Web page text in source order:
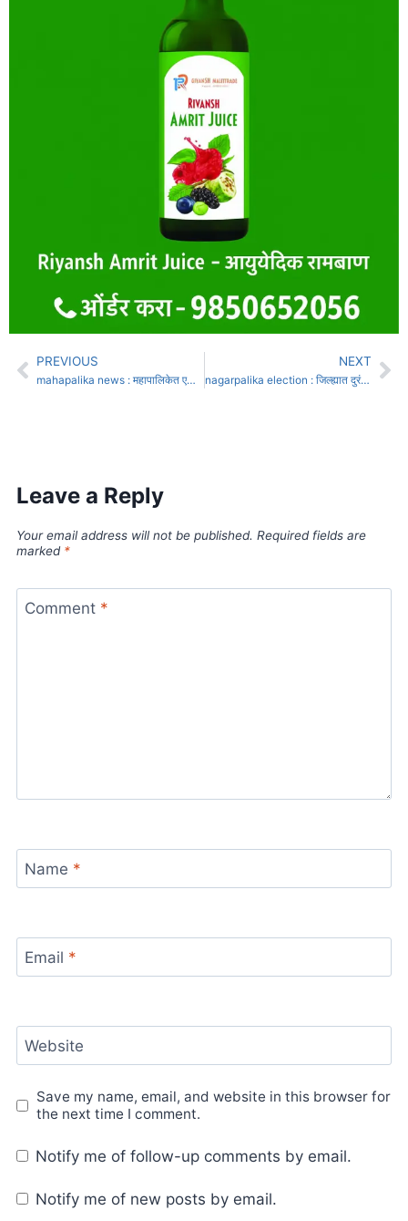
PREVIOUS
mahapalika news : महापालिकेत एकूण मतांच्या 6 टक्के दुबार मते
NEXT
nagarpalika election : जिल्ह्यात दुरंगी, तिरंगी लढती, तासगावला चौरंगी
Leave a Reply
Your email address will not be published. Required fields are
marked *
Comment *
Name *
Email *
Website
Save my name, email, and website in this browser for
the next time I comment.
Notify me of follow-up comments by email.
Notify me of new posts by email.